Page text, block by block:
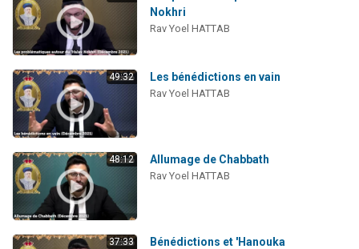
Nokhri
Rav Yoel HATTAB
49:32 Les bénédictions en vain
Rav Yoel HATTAB
48:12 Allumage de Chabbath
Rav Yoel HATTAB
37:33 Bénédictions et 'Hanouka